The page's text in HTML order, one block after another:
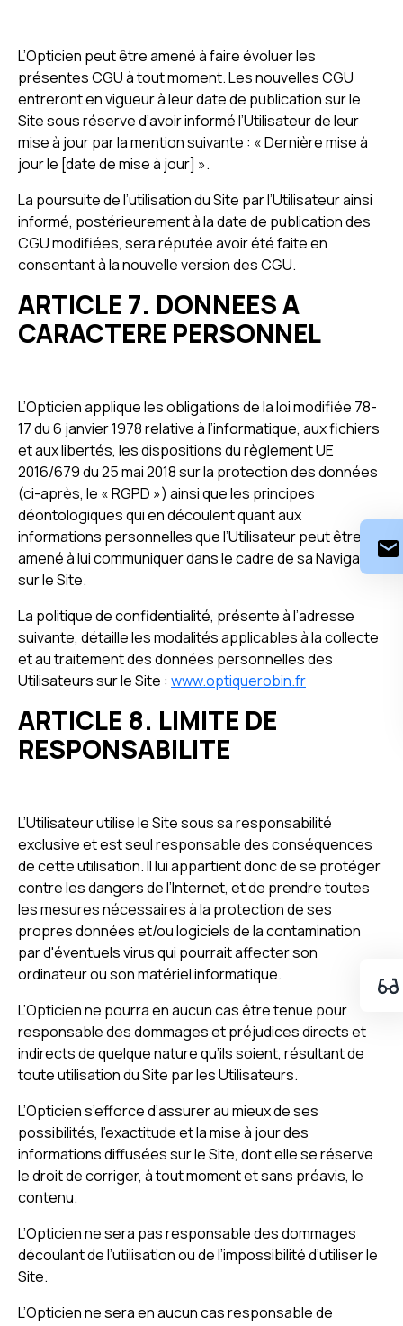
L’Opticien peut être amené à faire évoluer les
présentes CGU à tout moment. Les nouvelles CGU
entreront en vigueur à leur date de publication sur le
Site sous réserve d’avoir informé l’Utilisateur de leur
mise à jour par la mention suivante : « Dernière mise à
jour le [date de mise à jour] ».
La poursuite de l’utilisation du Site par l’Utilisateur ainsi
informé, postérieurement à la date de publication des
CGU modifiées, sera réputée avoir été faite en
consentant à la nouvelle version des CGU.
ARTICLE 7. DONNEES A
CARACTERE PERSONNEL
L’Opticien applique les obligations de la loi modifiée 78-
17 du 6 janvier 1978 relative à l’informatique, aux fichiers
et aux libertés, les dispositions du règlement UE
2016/679 du 25 mai 2018 sur la protection des données
(ci-après, le « RGPD ») ainsi que les principes
déontologiques qui en découlent quant aux
informations personnelles que l’Utilisateur peut être
amené à lui communiquer dans le cadre de sa Navigation
sur le Site.
La politique de confidentialité, présente à l’adresse
suivante, détaille les modalités applicables à la collecte
et au traitement des données personnelles des
Utilisateurs sur le Site : www.optiquerobin.fr
ARTICLE 8. LIMITE DE
RESPONSABILITE
L’Utilisateur utilise le Site sous sa responsabilité
exclusive et est seul responsable des conséquences
de cette utilisation. Il lui appartient donc de se protéger
contre les dangers de l’Internet, et de prendre toutes
les mesures nécessaires à la protection de ses
propres données et/ou logiciels de la contamination
par d'éventuels virus qui pourrait affecter son
ordinateur ou son matériel informatique.
L’Opticien ne pourra en aucun cas être tenue pour
responsable des dommages et préjudices directs et
indirects de quelque nature qu’ils soient, résultant de
toute utilisation du Site par les Utilisateurs.
L’Opticien s’efforce d’assurer au mieux de ses
possibilités, l’exactitude et la mise à jour des
informations diffusées sur le Site, dont elle se réserve
le droit de corriger, à tout moment et sans préavis, le
contenu.
L’Opticien ne sera pas responsable des dommages
découlant de l’utilisation ou de l’impossibilité d’utiliser le
Site.
L’Opticien ne sera en aucun cas responsable de